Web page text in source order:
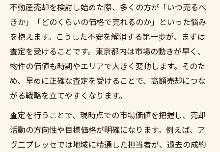
不動産売却を検討し始めた際、多くの方が「いつ売るべ
きか」「どのくらいの価格で売れるのか」といった悩み
を抱えます。こうした不安を解消する第一歩が、まずは
査定を受けることです。東京都内は市場の動きが早く、
物件の価値も時期やエリアで大きく変動します。そのた
め、早めに正確な査定を受けることで、高額売却につな
がる戦略を立てやすくなります。
査定を行うことで、現時点での市場価値を把握し、売却
活動の方向性や目標価格が明確になります。例えば、ア
ヴ二プレッセでは地域に精通した担当者が、過去の成約